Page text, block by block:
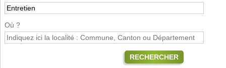
Où ?
RECHERCHER